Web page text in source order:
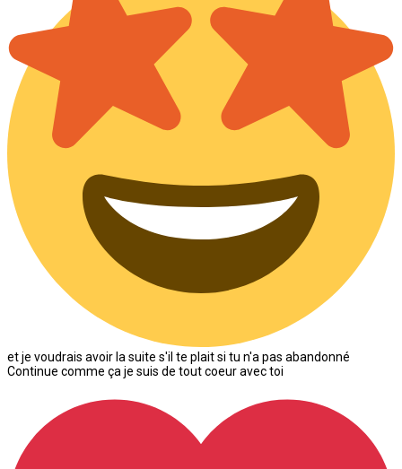
et je voudrais avoir la suite s'il te plait si tu n'a pas abandonné
Continue comme ça je suis de tout coeur avec toi